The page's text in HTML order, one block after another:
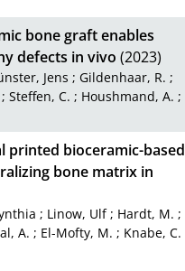
CSV
RIS
XML
bone graft enables
defects in vivo (2023)
Jens ; Gildenhaar, R. ;
; Steffen, C. ; Houshmand, A. ;
printed bioceramic-based
bone matrix in
; Linow, Ulf; Hardt, M. ;
A. ; El-Mofty, M. ; Knabe, C.